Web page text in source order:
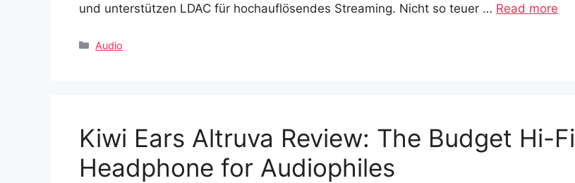
und unterstützen LDAC für hochauflösendes Streaming. Nicht so teuer … Read more
Categories
Audio
Kiwi Ears Altruva Review: The Budget Hi-Fi
Headphone for Audiophiles